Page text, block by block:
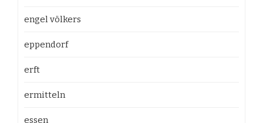
engel völkers
eppendorf
erft
ermitteln
essen